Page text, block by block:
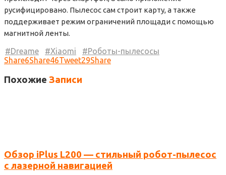
русифицировано. Пылесос сам строит карту, а также
поддерживает режим ограничений площади с помощью
магнитной ленты.
Dreame Xiaomi
Роботы-пылесосы
Share6Share46Tweet29Share
Похожие Записи
Обзор iPlus L200 — стильный робот-пылесос
с лазерной навигацией